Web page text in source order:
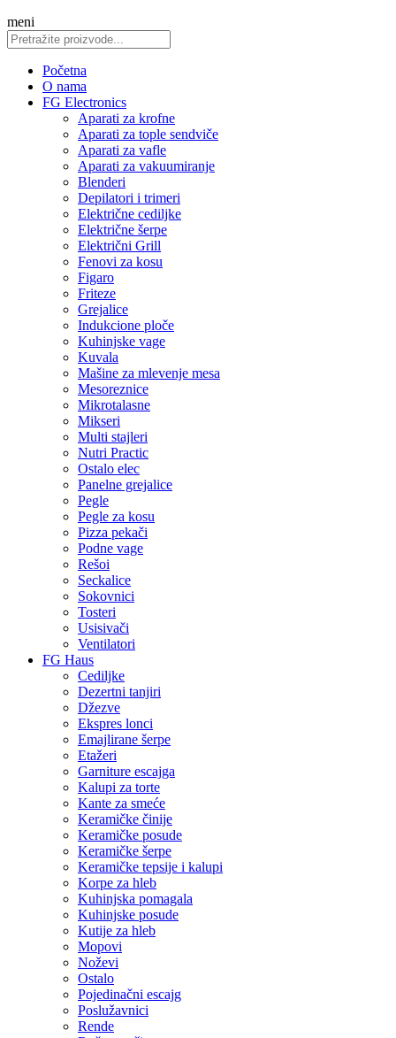
meni
Početna
O nama
FG Electronics
Aparati za krofne
Aparati za tople sendviče
Aparati za vafle
Aparati za vakuumiranje
Blenderi
Depilatori i trimeri
Električne cediljke
Električne šerpe
Električni Grill
Fenovi za kosu
Figaro
Friteze
Grejalice
Indukcione ploče
Kuhinjske vage
Kuvala
Mašine za mlevenje mesa
Mesoreznice
Mikrotalasne
Mikseri
Multi stajleri
Nutri Practic
Ostalo elec
Panelne grejalice
Pegle
Pegle za kosu
Pizza pekači
Podne vage
Rešoi
Seckalice
Sokovnici
Tosteri
Usisivači
Ventilatori
FG Haus
Cediljke
Dezertni tanjiri
Džezve
Ekspres lonci
Emajlirane šerpe
Etažeri
Garniture escajga
Kalupi za torte
Kante za smeće
Keramičke činije
Keramičke posude
Keramičke šerpe
Keramičke tepsije i kalupi
Korpe za hleb
Kuhinjska pomagala
Kuhinjske posude
Kutije za hleb
Mopovi
Noževi
Ostalo
Pojedinačni escajg
Poslužavnici
Rende